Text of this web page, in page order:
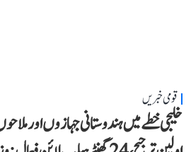
قومی خبریں
خلیجی خطے میں ہندوستانی جہازوں اور